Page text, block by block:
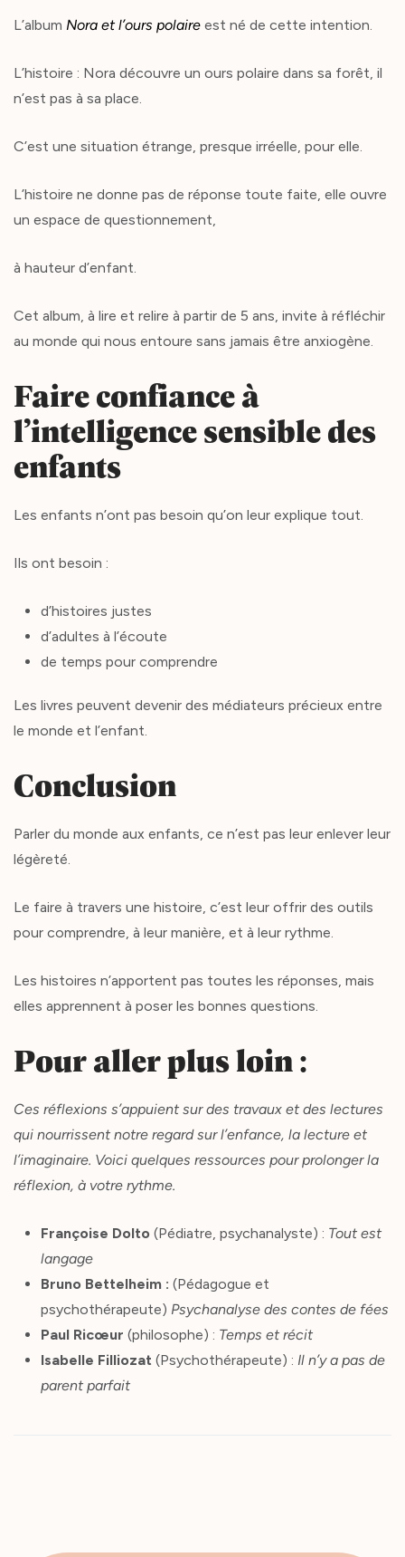
L’album Nora et l’ours polaire est né de cette intention.
L’histoire : Nora découvre un ours polaire dans sa forêt, il
n’est pas à sa place.
C’est une situation étrange, presque irréelle, pour elle.
L’histoire ne donne pas de réponse toute faite, elle ouvre
un espace de questionnement,
à hauteur d’enfant.
Cet album, à lire et relire à partir de 5 ans, invite à réfléchir
au monde qui nous entoure sans jamais être anxiogène.
Faire confiance à
l’intelligence sensible des
enfants
Les enfants n’ont pas besoin qu’on leur explique tout.
Ils ont besoin :
d’histoires justes
d’adultes à l’écoute
de temps pour comprendre
Les livres peuvent devenir des médiateurs précieux entre
le monde et l’enfant.
Conclusion
Parler du monde aux enfants, ce n’est pas leur enlever leur
légèreté.
Le faire à travers une histoire, c’est leur offrir des outils
pour comprendre, à leur manière, et à leur rythme.
Les histoires n’apportent pas toutes les réponses, mais
elles apprennent à poser les bonnes questions.
Pour aller plus loin :
Ces réflexions s’appuient sur des travaux et des lectures
qui nourrissent notre regard sur l’enfance, la lecture et
l’imaginaire. Voici quelques ressources pour prolonger la
réflexion, à votre rythme.
Françoise Dolto (Pédiatre, psychanalyste) : Tout est
langage
Bruno Bettelheim : (Pédagogue et
psychothérapeute) Psychanalyse des contes de fées
Paul Ricœur (philosophe) : Temps et récit
Isabelle Filliozat (Psychothérapeute) : Il n’y a pas de
parent parfait